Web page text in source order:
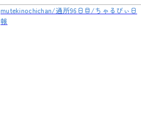
mutekinochichan/通所96日目/ちゃるびぃ日
報